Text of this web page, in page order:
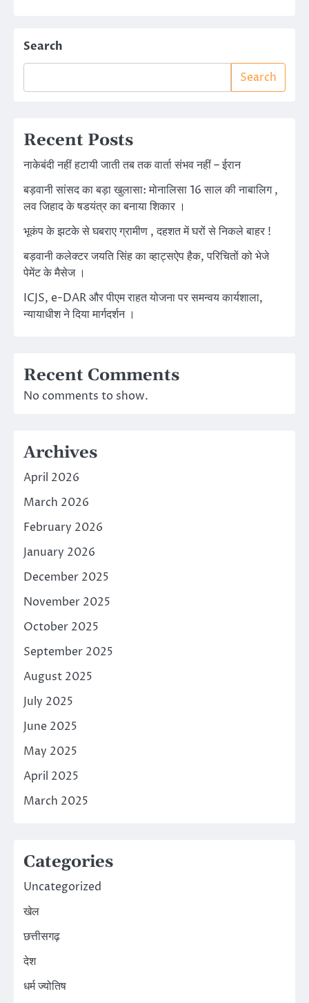
Search
Search
Recent Posts
नाकेबंदी नहीं हटायी जाती तब तक वार्ता संभव नहीं – ईरान
बड़वानी सांसद का बड़ा खुलासा: मोनालिसा 16 साल की नाबालिग ,
लव जिहाद के षडयंत्र का बनाया शिकार ।
भूकंप के झटके से घबराए ग्रामीण , दहशत में घरों से निकले बाहर !
बड़वानी कलेक्टर जयति सिंह का व्हाट्सऐप हैक, परिचितों को भेजे
पेमेंट के मैसेज ।
ICJS, e-DAR और पीएम राहत योजना पर समन्वय कार्यशाला,
न्यायाधीश ने दिया मार्गदर्शन ।
Recent Comments
No comments to show.
Archives
April 2026
March 2026
February 2026
January 2026
December 2025
November 2025
October 2025
September 2025
August 2025
July 2025
June 2025
May 2025
April 2025
March 2025
Categories
Uncategorized
खेल
छत्तीसगढ़
देश
धर्म ज्योतिष